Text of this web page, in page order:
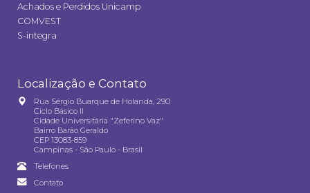
Achados e Perdidos Unicamp
COMVEST
S-integra
Localização e Contato
Rua Sérgio Buarque de Holanda, 290
Ciclo Básico II
Cidade Universitária "Zeferino Vaz"
Bairro Barão Geraldo
CEP 13083-859
Campinas - São Paulo - Brasil
Telefones
Contato